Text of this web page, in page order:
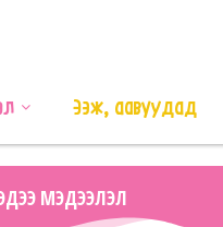
Ээж, аавуудад
МЭДЭЭЛЭЛ